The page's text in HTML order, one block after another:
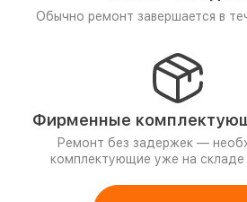
Обычно ремонт завершается в
Фирменные
Ремонт без задержек —
комплектующие уже на складе